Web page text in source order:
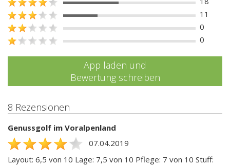
11
0
0
App laden und
Bewertung schreiben
8 Rezensionen
Genussgolf im Voralpenland
07.04.2019
Layout: 6,5 von 10 Lage: 7,5 von 10 Pflege: 7 von 10 Stuff: